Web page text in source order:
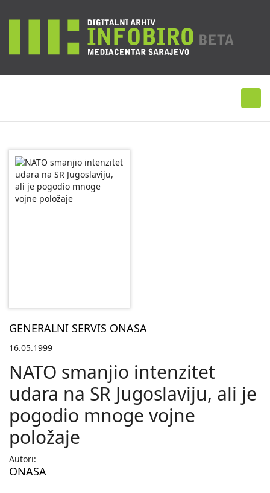
GENERALNI SERVIS ONASA
16.05.1999
NATO smanjio intenzitet
udara na SR Jugoslaviju, ali je
pogodio mnoge vojne
položaje
Autori:
ONASA